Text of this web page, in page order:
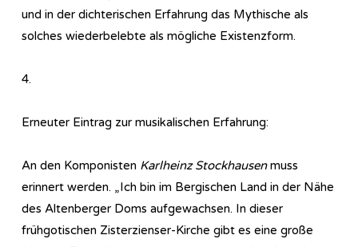
und in der dichterischen Erfahrung das Mythische als
solches wiederbelebte als mögliche Existenzform.
4.
Erneuter Eintrag zur musikalischen Erfahrung:
An den Komponisten Karlheinz Stockhausenmuss
erinnert werden. „Ich bin im Bergischen Land in der Nähe
des Altenberger Doms aufgewachsen. In dieser
frühgotischen Zisterzienser-Kirche gibt es eine große